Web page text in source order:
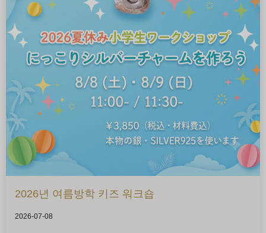
2026년 여름방학 키즈 워크숍
2026-07-08